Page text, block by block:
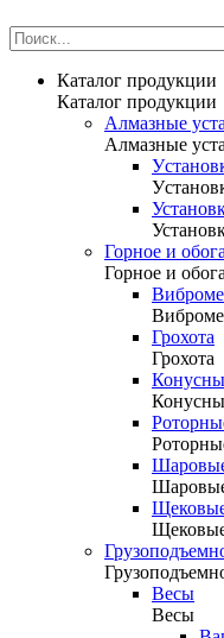
Каталог продукции
Каталог продукции
Алмазные
Алмазные
Горное и
Горное и
Грохота
Грохота
Весы
Весы